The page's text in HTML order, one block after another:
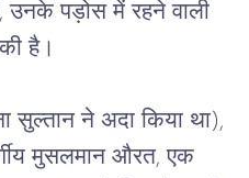
उनके पड़ोस में रहने वाली
है।
सुल्तान ने अदा किया था),
मुसलमान औरत, एक